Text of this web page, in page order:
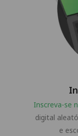
Inscreva-se
digital
e